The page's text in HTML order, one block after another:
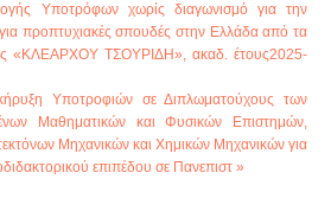
Υποτρόφων χωρίς διαγωνισμό για την
προπτυχιακές σπουδές στην Ελλάδα από τα
«ΚΛΕΑΡΧΟΥ ΤΣΟΥΡΙΔΗ», ακαδ. έτους2025-
Υποτροφιών σε Διπλωματούχους των
Μαθηματικών και Φυσικών Επιστημών,
Μηχανικών και Χημικών Μηχανικών για
επιπέδου σε Πανεπιστ »